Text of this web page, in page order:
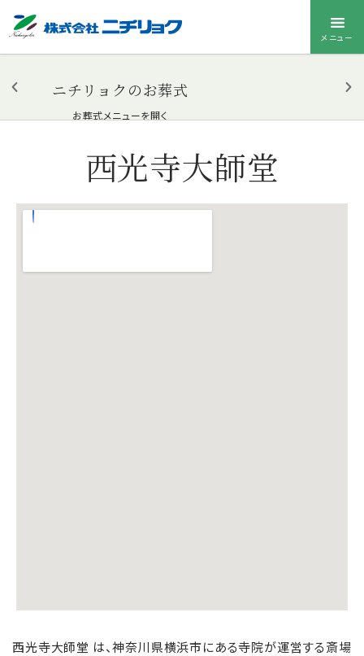
メニュー
ニチリョクのお葬式
お葬式メニューを開く
西光寺大師堂
西光寺大師堂 は、神奈川県横浜市にある寺院が運営する斎場